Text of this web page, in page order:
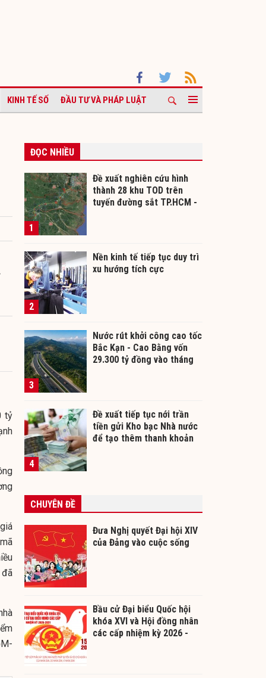
KINH TẾ SỐ ĐẦU TƯ VÀ PHÁP LUẬT
tỷ
ĐỌC NHIỀU
1
Đề xuất nghiên cứu hình
thành 28 khu TOD trên
tuyến đường sắt TP.HCM -
2
Nền kinh tế tiếp tục duy trì
xu hướng tích cực
3
Nước rút khởi công cao tốc
Bắc Kạn - Cao Bằng vốn
29.300 tỷ đồng vào tháng
4
Đề xuất tiếp tục nới trần
tiền gửi Kho bạc Nhà nước
để tạo thêm thanh khoản
CHUYÊN ĐỀ
Đưa Nghị quyết Đại hội XIV
của Đảng vào cuộc sống
Bầu cử Đại biểu Quốc hội
khóa XVI và Hội đồng nhân
các cấp nhiệm kỳ 2026 -